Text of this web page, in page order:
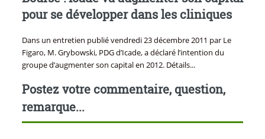
pour se développer dans les cliniques
Dans un entretien publié vendredi 23 décembre 2011 par Le
Figaro, M. Grybowski, PDG d’Icade, a déclaré l’intention du
groupe d’augmenter son capital en 2012. Détails...
Postez votre commentaire, question,
remarque...